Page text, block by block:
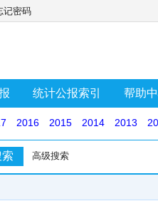
记密码
统计公报索引 帮助
2016 2015 2014 2013
高级搜索